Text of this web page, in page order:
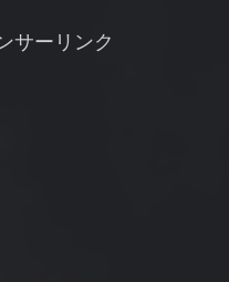
いので上州屋にあるものはこ
ちらで、ポイントにしかない
サーリンク